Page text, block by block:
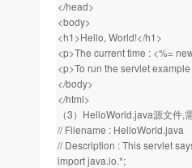
</head>
<body>
<h1>Hello, World!</h1>
<p>The current time : <%=
<p>To run the servlet
</body>
</html>
（3）HelloWorld.java源文件
// Filename : HelloWorld.java
// Description : This servlet
import java.io.*;